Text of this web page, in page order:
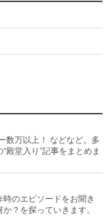
数万以上！ などなど。多
殿堂入り”記事をまとめま
のエピソードをお聞き
？を探っていきます。